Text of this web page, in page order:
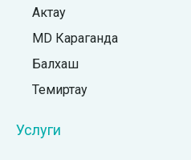
Актау
MD Караганда
Балхаш
Темиртау
Услуги